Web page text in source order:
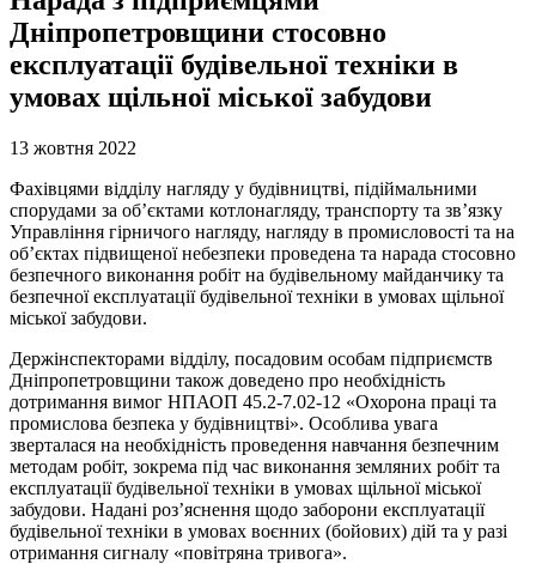
Дніпропетровщини стосовно
експлуатації будівельної техніки в
умовах щільної міської забудови
13 жовтня 2022
Фахівцями відділу нагляду у будівництві, підіймальними
спорудами за об’єктами котлонагляду, транспорту та зв’язку
Управління гірничого нагляду, нагляду в промисловості та на
об’єктах підвищеної небезпеки проведена та нарада стосовно
безпечного виконання робіт на будівельному майданчику та
безпечної експлуатації будівельної техніки в умовах щільної
міської забудови.
Держінспекторами відділу, посадовим особам підприємств
Дніпропетровщини також доведено про необхідність
дотримання вимог НПАОП 45.2-7.02-12 «Охорона праці та
промислова безпека у будівництві». Особлива увага
зверталася на необхідність проведення навчання безпечним
методам робіт, зокрема під час виконання земляних робіт та
експлуатації будівельної техніки в умовах щільної міської
забудови. Надані роз’яснення щодо заборони експлуатації
будівельної техніки в умовах воєнних (бойових) дій та у разі
отримання сигналу «повітряна тривога».